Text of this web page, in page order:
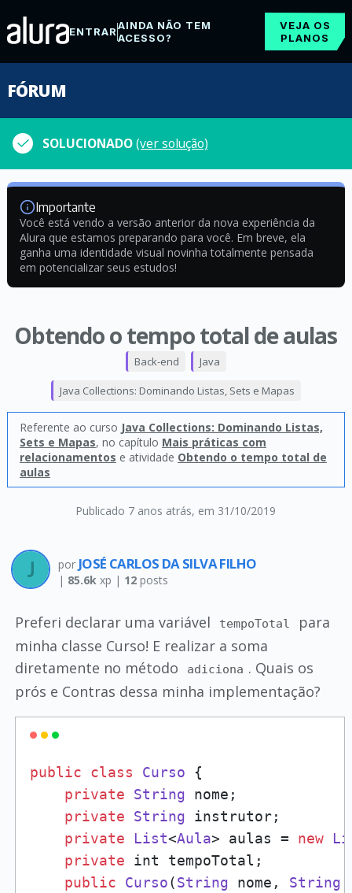
ENTRARAINDA NÃO TEM
ACESSO?
VEJA OS
PLANOS
FÓRUM
SOLUCIONADO(ver solução)
Importante
Você está vendo a versão anterior da nova experiência da
Alura que estamos preparando para você. Em breve, ela
ganha uma identidade visual novinha totalmente pensada
em potencializar seus estudos!
Obtendo o tempo total de aulas
Publicado 7 anos atrás, em 31/10/2019
Back-end Java
Java Collections: Dominando Listas, Sets e Mapas
Referente ao curso Java Collections: Dominando Listas,
Sets e Mapas, no capítulo Mais práticas com
relacionamentos e atividade Obtendo o tempo total de
aulas
por JOSÉ CARLOS DA SILVA FILHO
| 85.6kxp | 12posts
Preferi declarar uma variável tempoTotal
para
minha classe Curso! E realizar a soma
diretamente no método
adiciona . Quais os
prós e Contras dessa minha implementação?
public class Curso {
private
String nome;
private
String instrutor;
private
List<Aula> aulas = new
private int tempoTotal;
public
Curso(String nome, String